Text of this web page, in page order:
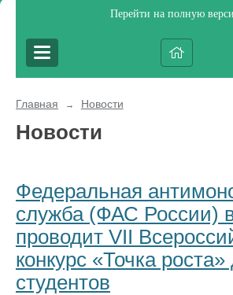
Перейти на полную
Главная → Новости
Новости
Федеральная
служба (ФАС России)
проводит VII
конкурс «Точка роста»
студентов